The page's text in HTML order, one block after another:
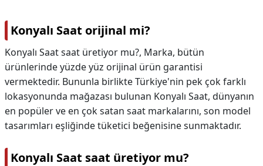
Konyalı Saat orijinal mi?
Konyalı Saat saat üretiyor mu?, Marka, bütün
ürünlerinde yüzde yüz orijinal ürün garantisi
vermektedir. Bununla birlikte Türkiye'nin pek çok farklı
lokasyonunda mağazası bulunan Konyalı Saat, dünyanın
en popüler ve en çok satan saat markalarını, son model
tasarımları eşliğinde tüketici beğenisine sunmaktadır.
Konyalı Saat saat üretiyor mu?